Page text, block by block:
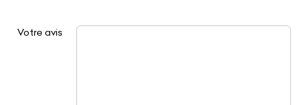
Votre avis